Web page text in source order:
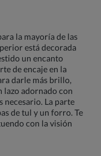
la mayoría de las
está decorada
un encanto
de encaje en la
darle más brillo,
lazo adornado con
necesario. La parte
de tul y un forro. Te
con la visión